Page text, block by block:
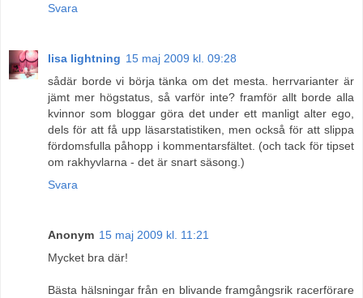
Svara
lisa lightning 15 maj 2009 kl. 09:28
sådär borde vi börja tänka om det mesta. herrvarianter är
jämt mer högstatus, så varför inte? framför allt borde alla
kvinnor som bloggar göra det under ett manligt alter ego,
dels för att få upp läsarstatistiken, men också för att slippa
fördomsfulla påhopp i kommentarsfältet. (och tack för tipset
om rakhyvlarna - det är snart säsong.)
Svara
Anonym 15 maj 2009 kl. 11:21
Mycket bra där!
Bästa hälsningar från en blivande framgångsrik racerförare